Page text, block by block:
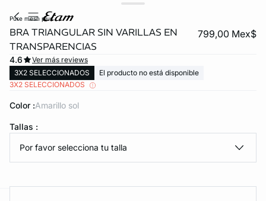
DE PANTIES
pure mesh plus
BRA TRIANGULAR SIN VARILLAS EN
TRANSPARENCIAS
799,00 Mex$
4.6
Ver más reviews
3X2 SELECCIONADOS
El producto no está disponible
3X2 SELECCIONADOS
Color : amarillo sol
Tallas :
Por favor selecciona tu talla